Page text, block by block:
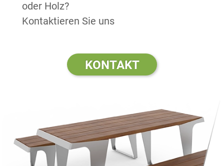
oder Holz?
Kontaktieren Sie uns
KONTAKT